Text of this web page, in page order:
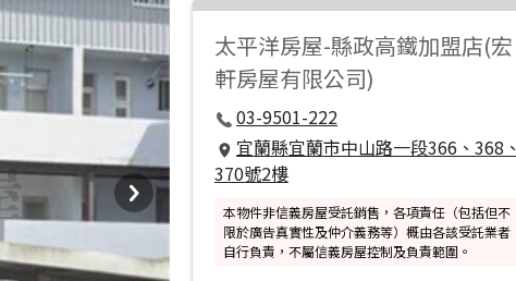
太平洋房屋-縣政高鐵加盟店(宏
軒房屋有限公司)
03-9501-222
宜蘭縣宜蘭市中山路一段366、368、
370號2樓
本物件非信義房屋受託銷售，各項責任（包括但不
限於廣告真實性及仲介義務等）概由各該受託業者
自行負責，不屬信義房屋控制及負責範圍。